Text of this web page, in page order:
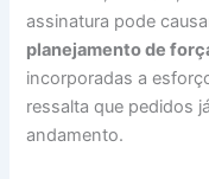
assinatura pode
planejamento de
incorporadas a
ressalta que pedidos
andamento.